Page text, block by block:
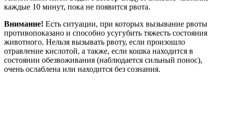
каждые 10 минут, пока не появится рвота.
Внимание! Есть ситуации, при которых вызывание рвоты
противопоказано и способно усугубить тяжесть состояния
животного. Нельзя вызывать рвоту, если произошло
отравление кислотой, а также, если кошка находится в
состоянии обезвоживания (наблюдается сильный понос),
очень ослаблена или находится без сознания.